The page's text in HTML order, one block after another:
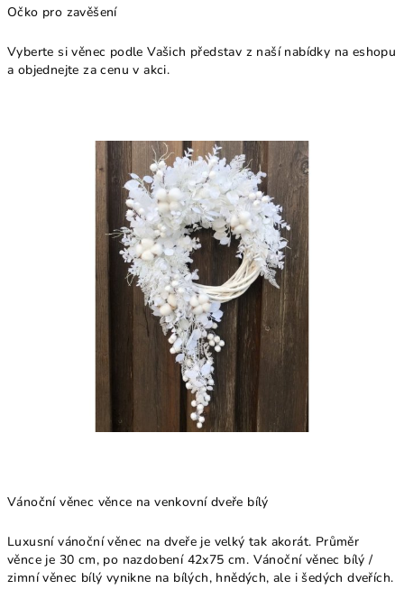
Očko pro zavěšení
Vyberte si věnec podle Vašich představ z naší nabídky na eshopu
a objednejte za cenu v akci.
Vánoční věnec věnce na venkovní dveře bílý
Luxusní vánoční věnec na dveře je velký tak akorát. Průměr
věnce je 30 cm, po nazdobení 42x75 cm. Vánoční věnec bílý /
zimní věnec bílý vynikne na bílých, hnědých, ale i šedých dveřích.